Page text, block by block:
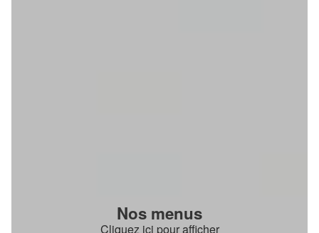
Nos menus
Cliquez ici pour afficher